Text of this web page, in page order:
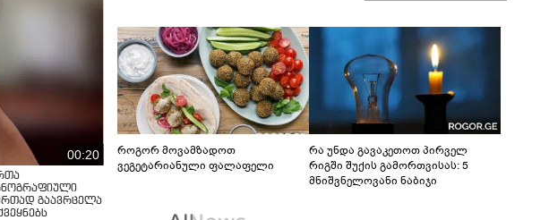
00:20
გაავრცელა
როგორ მოვამზადოთ
ვეგეტარიანული ფალაფელი
რა უნდა გავაკეთოთ პირველ
რიგში შუქის გამორთვისას: 5
მნიშვნელოვანი ნაბიჯი